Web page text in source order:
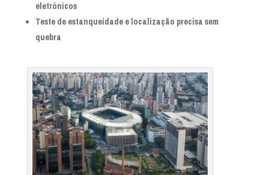
eletrônicos
Teste de estanqueidade e localização precisa sem
quebra